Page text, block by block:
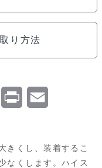
り方法
M P
n i
きくし、装着するこ
なくします。ハイス